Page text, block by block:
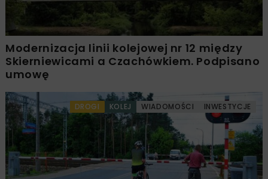
Modernizacja linii kolejowej nr 12 między
Skierniewicami a Czachówkiem. Podpisano
umowę
DROGI KOLEJ WIADOMOŚCI INWESTYCJE